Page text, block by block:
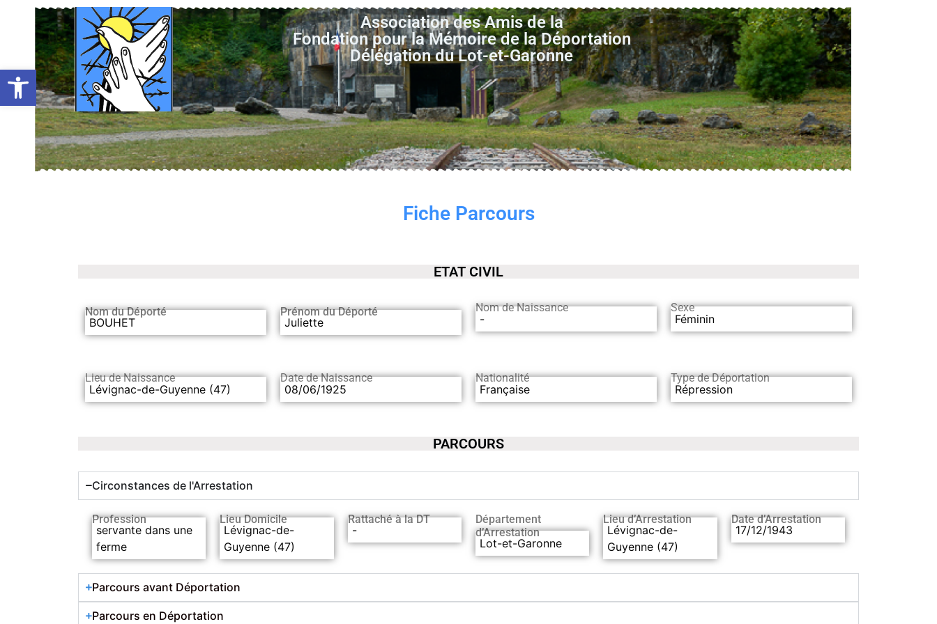
Ouvrir la barre d’outils
Association des Amis de la
Fondation pour la Mémoire de la Déportation
Délégation du Lot-et-Garonne
Fiche Parcours
ETAT CIVIL
Nom du Déporté
BOUHET
Prénom du Déporté
Juliette
Nom de Naissance
-
Sexe
Féminin
Lieu de Naissance
Lévignac-de-Guyenne (47)
Date de Naissance
08/06/1925
Nationalité
Française
Type de Déportation
Répression
PARCOURS
Circonstances de l'Arrestation
Profession
servante dans une
ferme
Lieu Domicile
Lévignac-de-
Guyenne (47)
Rattaché à la DT
-
Département
d’Arrestation
Lot-et-Garonne
Lieu d’Arrestation
Lévignac-de-
Guyenne (47)
Date d’Arrestation
17/12/1943
Parcours avant Déportation
Parcours en Déportation